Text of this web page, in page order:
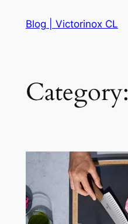
Blog | Victorinox CL
Category: